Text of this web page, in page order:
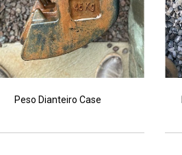
Peso Dianteiro Case